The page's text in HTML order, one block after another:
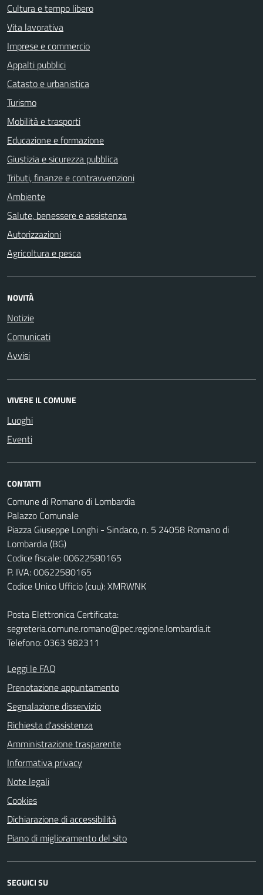
Cultura e tempo libero
Vita lavorativa
Imprese e commercio
Appalti pubblici
Catasto e urbanistica
Turismo
Mobilità e trasporti
Educazione e formazione
Giustizia e sicurezza pubblica
Tributi, finanze e contravvenzioni
Ambiente
Salute, benessere e assistenza
Autorizzazioni
Agricoltura e pesca
NOVITÀ
Notizie
Comunicati
Avvisi
VIVERE IL COMUNE
Luoghi
Eventi
CONTATTI
Comune di Romano di Lombardia
Palazzo Comunale
Piazza Giuseppe Longhi - Sindaco, n. 5 24058 Romano di
Lombardia (BG)
Codice fiscale: 00622580165
P. IVA: 00622580165
Codice Unico Ufficio (cuu): XMRWNK
Posta Elettronica Certificata:
segreteria.comune.romano@pec.regione.lombardia.it
Telefono: 0363 982311
Leggi le FAQ
Prenotazione appuntamento
Segnalazione disservizio
Richiesta d'assistenza
Amministrazione trasparente
Informativa privacy
Note legali
Cookies
Dichiarazione di accessibilità
Piano di miglioramento del sito
SEGUICI SU